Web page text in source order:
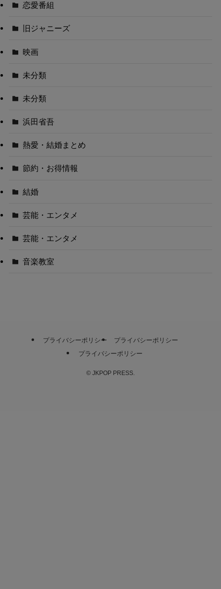
恋愛番組
旧ジャニーズ
映画
未分類
未分類
浜田省吾
熱愛・結婚まとめ
節約・お得情報
結婚
芸能・エンタメ
芸能・エンタメ
音楽教室
プライバシーポリシー
プライバシーポリシー
プライバシーポリシー
© JKPOP PRESS.